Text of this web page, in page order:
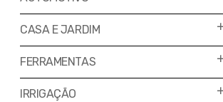
CASA E JARDIM
FERRAMENTAS
IRRIGAÇÃO